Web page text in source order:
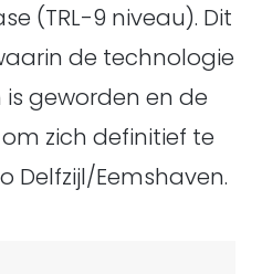
(TRL-9 niveau). Dit
de technologie
geworden en de
zich definitief te
Delfzijl/Eemshaven.